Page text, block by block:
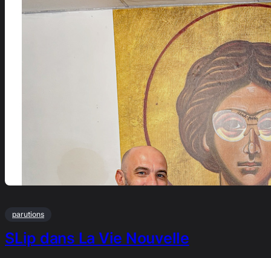
parutions
SLip dans La Vie Nouvelle